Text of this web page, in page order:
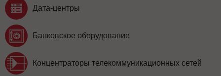
Дата-центры
Банковское оборудование
Концентраторы телекоммуникационных сетей